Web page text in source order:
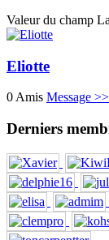
Valeur du champ
Eliotte
0 Amis Message >>
Derniers